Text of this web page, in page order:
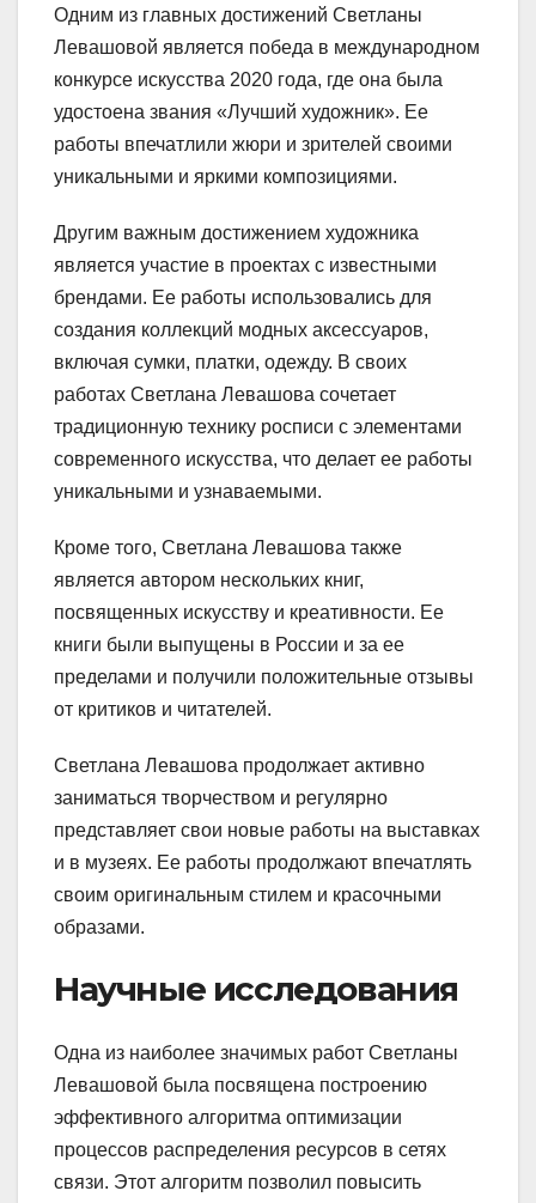
Одним из главных достижений Светланы
Левашовой является победа в международном
конкурсе искусства 2020 года, где она была
удостоена звания «Лучший художник». Ее
работы впечатлили жюри и зрителей своими
уникальными и яркими композициями.
Другим важным достижением художника
является участие в проектах с известными
брендами. Ее работы использовались для
создания коллекций модных аксессуаров,
включая сумки, платки, одежду. В своих
работах Светлана Левашова сочетает
традиционную технику росписи с элементами
современного искусства, что делает ее работы
уникальными и узнаваемыми.
Кроме того, Светлана Левашова также
является автором нескольких книг,
посвященных искусству и креативности. Ее
книги были выпущены в России и за ее
пределами и получили положительные отзывы
от критиков и читателей.
Светлана Левашова продолжает активно
заниматься творчеством и регулярно
представляет свои новые работы на выставках
и в музеях. Ее работы продолжают впечатлять
своим оригинальным стилем и красочными
образами.
Научные исследования
Одна из наиболее значимых работ Светланы
Левашовой была посвящена построению
эффективного алгоритма оптимизации
процессов распределения ресурсов в сетях
связи. Этот алгоритм позволил повысить